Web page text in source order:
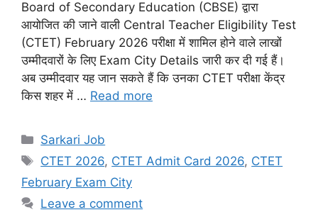
Board of Secondary Education (CBSE) द्वारा
आयोजित की जाने वाली Central Teacher Eligibility Test
(CTET) February 2026 परीक्षा में शामिल होने वाले लाखों
उम्मीदवारों के लिए Exam City Details जारी कर दी गई हैं।
अब उम्मीदवार यह जान सकते हैं कि उनका CTET परीक्षा केंद्र
किस शहर में … Read more
Sarkari Job
CTET 2026, CTET Admit Card 2026, CTET
February Exam City
Leave a comment